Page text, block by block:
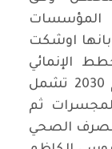
بانها اوشكت
الإنمائي
الجديد " لبغداد العاصمة حتى عام 2030 تشمل
ثم
الصحي